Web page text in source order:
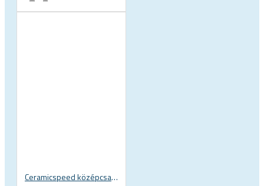
Ceramicspeed középcsapágy BB ALPHA for BSA angol menetes Shimano Road 24 mm tengelyhez országúti 115412